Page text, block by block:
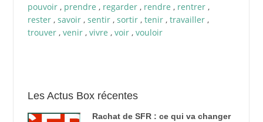
pouvoir, prendre , regarder, rendre , rentrer,
rester, savoir, sentir, sortir, tenir, travailler,
trouver, venir, vivre , voir, vouloir
Les Actus Box récentes
Rachat de SFR : ce qui va changer